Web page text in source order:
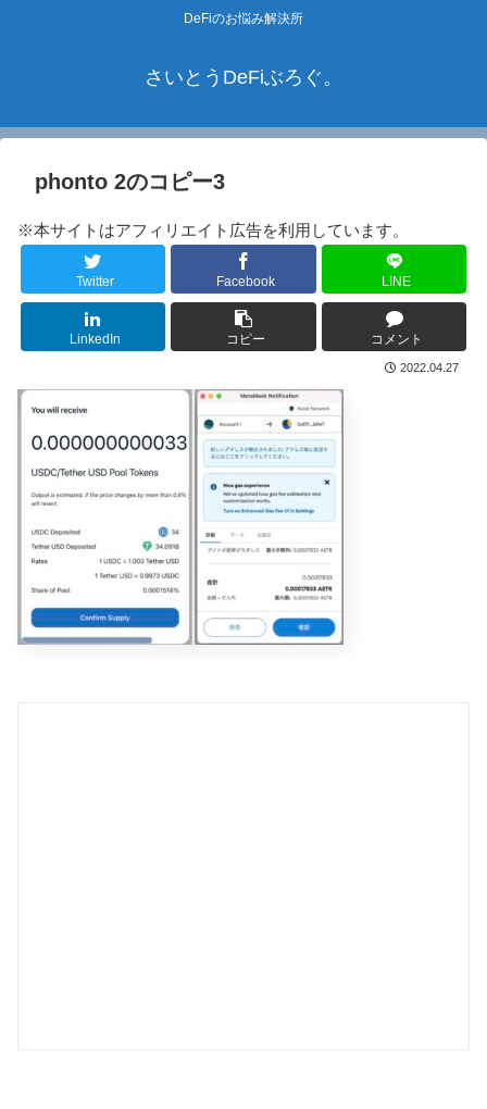
DeFiのお悩み解決所
さいとうDeFiぶろぐ。
phonto 2のコピー3
※本サイトはアフィリエイト広告を利用しています。
Twitter Facebook LINE
LinkedIn コピー コメント
2022.04.27